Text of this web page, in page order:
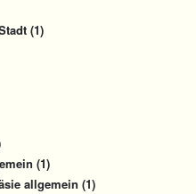
(1)
(1)
allgemein (1)